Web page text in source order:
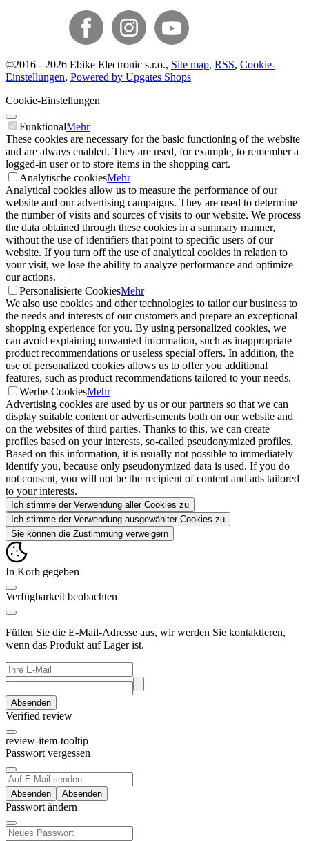
©2016 - 2026 Ebike Electronic s.r.o., Site map, RSS, Cookie-
Einstellungen, Powered by Upgates Shops
Cookie-Einstellungen
FunktionalMehr
These cookies are necessary for the basic functioning of the website
and are always enabled. They are used, for example, to remember a
logged-in user or to store items in the shopping cart.
Analytische cookiesMehr
Analytical cookies allow us to measure the performance of our
website and our advertising campaigns. They are used to determine
the number of visits and sources of visits to our website. We process
the data obtained through these cookies in a summary manner,
without the use of identifiers that point to specific users of our
website. If you turn off the use of analytical cookies in relation to
your visit, we lose the ability to analyze performance and optimize
our actions.
Personalisierte CookiesMehr
We also use cookies and other technologies to tailor our business to
the needs and interests of our customers and prepare an exceptional
shopping experience for you. By using personalized cookies, we
can avoid explaining unwanted information, such as inappropriate
product recommendations or useless special offers. In addition, the
use of personalized cookies allows us to offer you additional
features, such as product recommendations tailored to your needs.
Werbe-CookiesMehr
Advertising cookies are used by us or our partners so that we can
display suitable content or advertisements both on our website and
on the websites of third parties. Thanks to this, we can create
profiles based on your interests, so-called pseudonymized profiles.
Based on this information, it is usually not possible to immediately
identify you, because only pseudonymized data is used. If you do
not consent, you will not be the recipient of content and ads tailored
to your interests.
Ich stimme der Verwendung aller Cookies zu
Ich stimme der Verwendung ausgewählter Cookies zu
Sie können die Zustimmung verweigern
In Korb gegeben
Verfügbarkeit beobachten
Füllen Sie die E-Mail-Adresse aus, wir werden Sie kontaktieren,
wenn das Produkt auf Lager ist.
Absenden
Verified review
review-item-tooltip
Passwort vergessen
Absenden
Passwort ändern